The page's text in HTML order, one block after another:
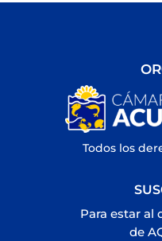
Todos los
Para estar al
de